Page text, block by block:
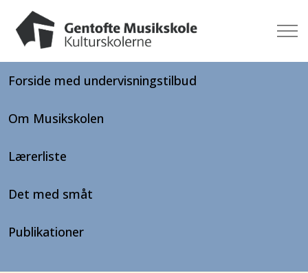
Forside med undervisningstilbud
Om Musikskolen
Lærerliste
Det med småt
Publikationer